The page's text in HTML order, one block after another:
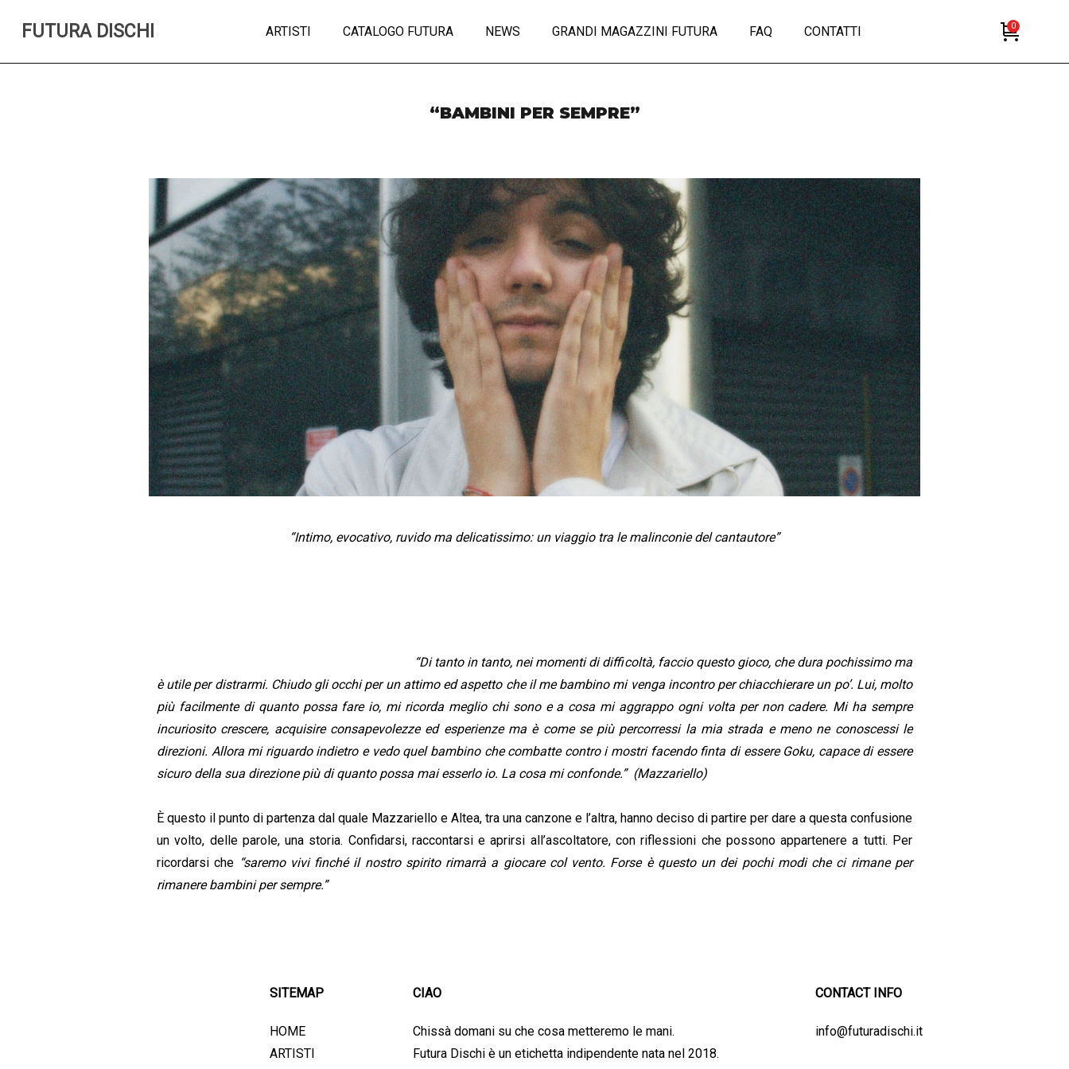
FUTURA DISCHI ARTISTI CATALOGO FUTURA NEWS GRANDI MAGAZZINI FUTURA FAQ CONTATTI 0
“BAMBINI PER SEMPRE”
“Intimo, evocativo, ruvido ma delicatissimo: un viaggio tra le malinconie del cantautore”
“Di tanto in tanto, nei momenti di difficoltà, faccio questo gioco, che dura pochissimo ma
è utile per distrarmi. Chiudo gli occhi per un attimo ed aspetto che il me bambino mi venga incontro per chiacchierare un po’. Lui, molto
più facilmente di quanto possa fare io, mi ricorda meglio chi sono e a cosa mi aggrappo ogni volta per non cadere. Mi ha sempre
incuriosito crescere, acquisire consapevolezze ed esperienze ma è come se più percorressi la mia strada e meno ne conoscessi le
direzioni. Allora mi riguardo indietro e vedo quel bambino che combatte contro i mostri facendo finta di essere Goku, capace di essere
sicuro della sua direzione più di quanto possa mai esserlo io. La cosa mi confonde.” (Mazzariello)
È questo il punto di partenza dal quale Mazzariello e Altea, tra una canzone e l’altra, hanno deciso di partire per dare a questa confusione
un volto, delle parole, una storia. Confidarsi, raccontarsi e aprirsi all’ascoltatore, con riflessioni che possono appartenere a tutti. Per
ricordarsi che “saremo vivi finché il nostro spirito rimarrà a giocare col vento. Forse è questo un dei pochi modi che ci rimane per
rimanere bambini per sempre.”
SITEMAP
HOME
ARTISTI
CIAO
Chissà domani su che cosa metteremo le mani.
Futura Dischi è un etichetta indipendente nata nel 2018.
CONTACT INFO
info@futuradischi.it